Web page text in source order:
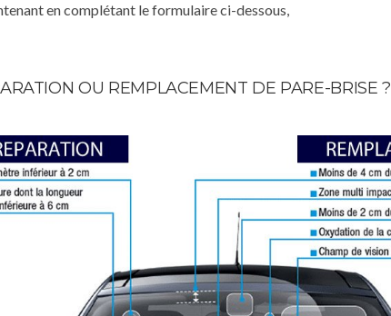
en complétant le formulaire ci-dessous,
OU REMPLACEMENT DE PARE-BRISE ?